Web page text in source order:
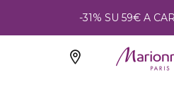
-31% SU 59€ A